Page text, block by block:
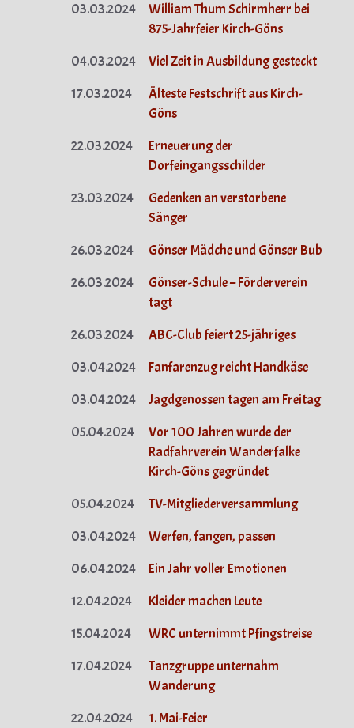
03.03.2024
William Thum Schirmherr bei
875-Jahrfeier Kirch-Göns
04.03.2024
Viel Zeit in Ausbildung gesteckt
17.03.2024
Älteste Festschrift aus Kirch-
Göns
22.03.2024
Erneuerung der
Dorfeingangsschilder
23.03.2024
Gedenken an verstorbene
Sänger
26.03.2024
Gönser Mädche und Gönser Bub
26.03.2024
Gönser-Schule – Förderverein
tagt
26.03.2024
ABC-Club feiert 25-jähriges
03.04.2024
Fanfarenzug reicht Handkäse
03.04.2024
Jagdgenossen tagen am Freitag
05.04.2024
Vor 100 Jahren wurde der
Radfahrverein Wanderfalke
Kirch-Göns gegründet
05.04.2024
TV-Mitgliederversammlung
03.04.2024
Werfen, fangen, passen
06.04.2024
Ein Jahr voller Emotionen
12.04.2024
Kleider machen Leute
15.04.2024
WRC unternimmt Pfingstreise
17.04.2024
Tanzgruppe unternahm
Wanderung
22.04.2024
1. Mai-Feier